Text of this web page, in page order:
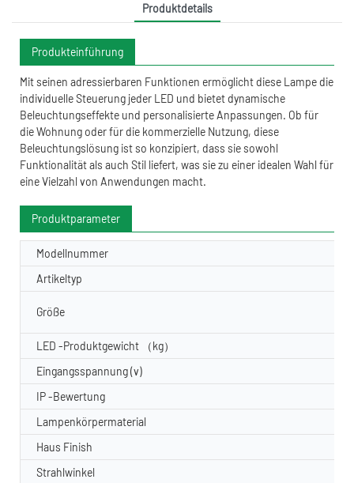
Produktdetails
Produkteinführung
Mit seinen adressierbaren Funktionen ermöglicht diese Lampe die
individuelle Steuerung jeder LED und bietet dynamische
Beleuchtungseffekte und personalisierte Anpassungen. Ob für
die Wohnung oder für die kommerzielle Nutzung, diese
Beleuchtungslösung ist so konzipiert, dass sie sowohl
Funktionalität als auch Stil liefert, was sie zu einer idealen Wahl für
eine Vielzahl von Anwendungen macht.
Produktparameter
Modellnummer
Artikeltyp
Größe
LED -Produktgewicht （kg）
Eingangsspannung (v)
IP -Bewertung
Lampenkörpermaterial
Haus Finish
Strahlwinkel